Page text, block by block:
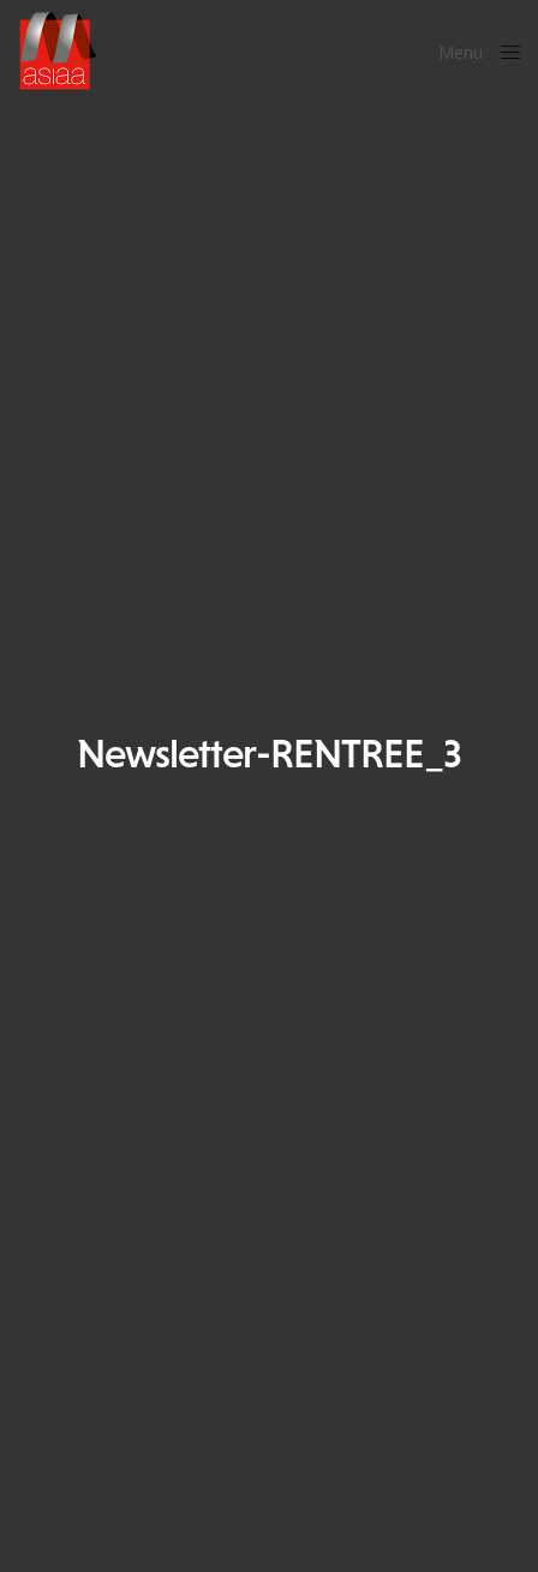
Menu
Newsletter-RENTREE_3